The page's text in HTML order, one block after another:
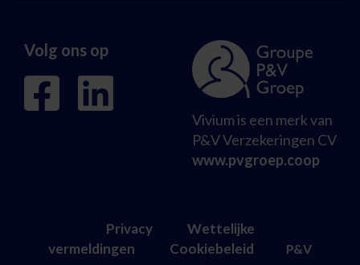
Volg ons op
Vivium is een merk van
P&V Verzekeringen CV
www.pvgroep.coop
Privacy
Wettelijke
vermeldingen
Cookiebeleid
P&V